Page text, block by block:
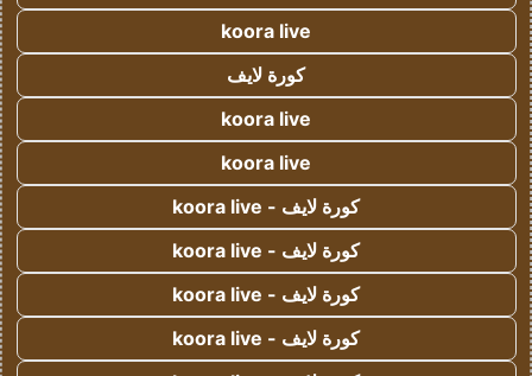
koora live
كورة لايف
koora live
koora live
كورة لايف - koora live
كورة لايف - koora live
كورة لايف - koora live
كورة لايف - koora live